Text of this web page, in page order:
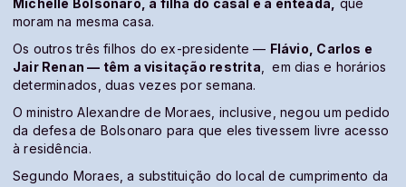
Michelle Bolsonaro, a filha do casal e a enteada,
que
moram na mesma casa.
Os outros três filhos do ex-presidente — Flávio, Carlos e
Jair Renan — têm a visitação restrita , em dias e horários
determinados, duas vezes por semana.
O ministro Alexandre de Moraes, inclusive, negou um pedido
da defesa de Bolsonaro para que eles tivessem livre acesso
à residência.
Segundo Moraes, a substituição do local de cumprimento da